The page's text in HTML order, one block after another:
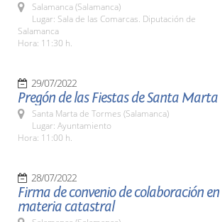
Salamanca (Salamanca)
Lugar: Sala de las Comarcas. Diputación de
Salamanca
Hora: 11:30 h.
29/07/2022
Pregón de las Fiestas de Santa Marta
Santa Marta de Tormes (Salamanca)
Lugar: Ayuntamiento
Hora: 11:00 h.
28/07/2022
Firma de convenio de colaboración en
materia catastral